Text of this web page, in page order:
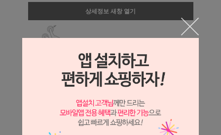
상세정보 새창 열기
상세 정보를 확대해 보실 수 있습니다.